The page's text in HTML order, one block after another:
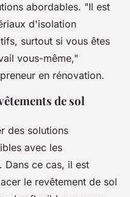
abordables. "Il est
d'isolation
surtout si vous êtes
vous-même,"
en rénovation.
de sol
des solutions
avec les
Dans ce cas, il est
le revêtement de sol